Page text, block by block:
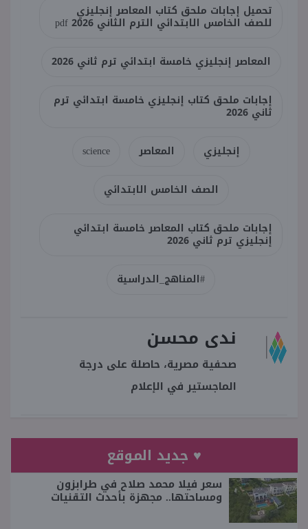
تحميل إجابات ملحق كتاب المعاصر إنجليزي
للصف الخامس الابتدائي الترم الثاني pdf 2026
المعاصر إنجليزي خامسة ابتدائي ترم ثاني 2026
إجابات ملحق كتاب إنجليزي خامسة ابتدائي ترم
ثاني 2026
إنجليزي المعاصر science
الصف الخامس الابتدائي
إجابات ملحق كتاب المعاصر خامسة ابتدائي
إنجليزي ترم ثاني 2026
#المناهج_الدراسية
ندى محسن
صحفية مصرية، حاصلة على درجة
الماجستير في الإعلام
♥ جديد الموقع
سعر فيلا محمد صلاح في طرابزون
ومساحتها.. مجهزة بأحدث التقنيات